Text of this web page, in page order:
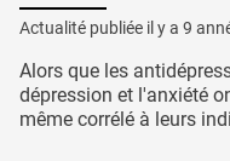
Actualité publiée il y a 9
Alors que les
dépression et l'anxiété
même corrélé à leurs